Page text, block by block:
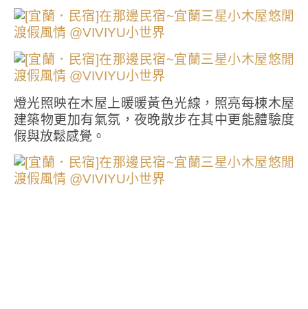
燈光照映在木屋上暖暖黃色光線，照亮每棟木屋
建築物更加有氣氛，夜晚散步在其中更能體驗度
假與放鬆感覺。